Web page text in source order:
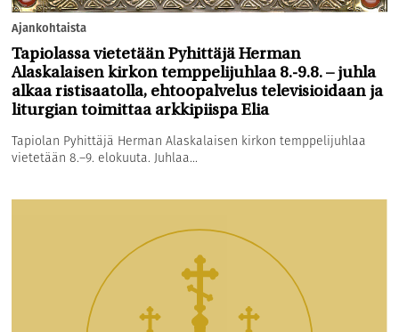
Ajankohtaista
Tapiolassa vietetään Pyhittäjä Herman
Alaskalaisen kirkon temppelijuhlaa 8.-9.8. – juhla
alkaa ristisaatolla, ehtoopalvelus televisioidaan ja
liturgian toimittaa arkkipiispa Elia
Tapiolan Pyhittäjä Herman Alaskalaisen kirkon temppelijuhlaa
vietetään 8.–9. elokuuta. Juhlaa...